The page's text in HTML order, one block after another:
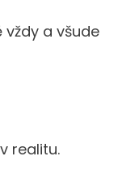
vždy a všude
realitu.